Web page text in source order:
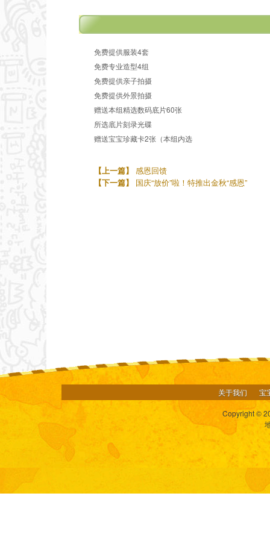
免费提供服装4套
免费专业造型4组
免费提供亲子拍摄
免费提供外景拍摄
赠送本组精选数码底片60张
所选底片刻录光碟
赠送宝宝珍藏卡2张（本组内选
【上一篇】 感恩回馈
【下一篇】 国庆“放价”啦！特推出金秋“感恩”
关于我们 宝
Copyright ©